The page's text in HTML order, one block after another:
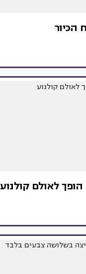
לאולם קולנוע